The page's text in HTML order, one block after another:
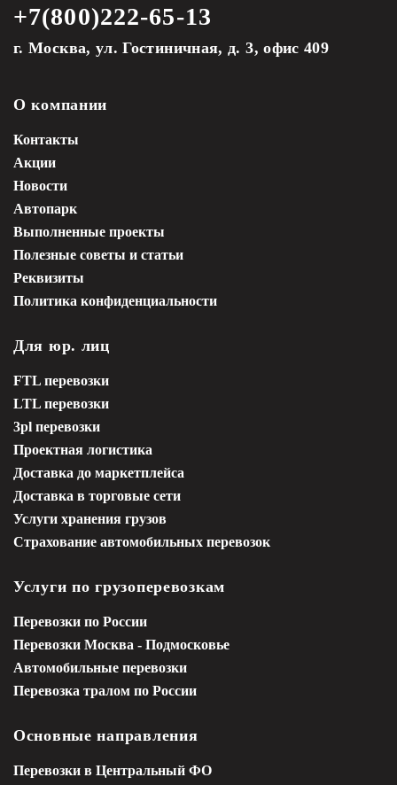
+7(800)222-65-13
г. Москва, ул. Гостиничная, д. 3, офис 409
О компании
Контакты
Акции
Новости
Автопарк
Выполненные проекты
Полезные советы и статьи
Реквизиты
Политика конфиденциальности
Основные направления
Перевозки в Центральный ФО
Для юр. лиц
FTL перевозки
LTL перевозки
3pl перевозки
Проектная логистика
Доставка до маркетплейса
Доставка в торговые сети
Услуги хранения грузов
Страхование автомобильных перевозок
Услуги по грузоперевозкам
Перевозки по России
Перевозки Москва - Подмосковье
Автомобильные перевозки
Перевозка тралом по России